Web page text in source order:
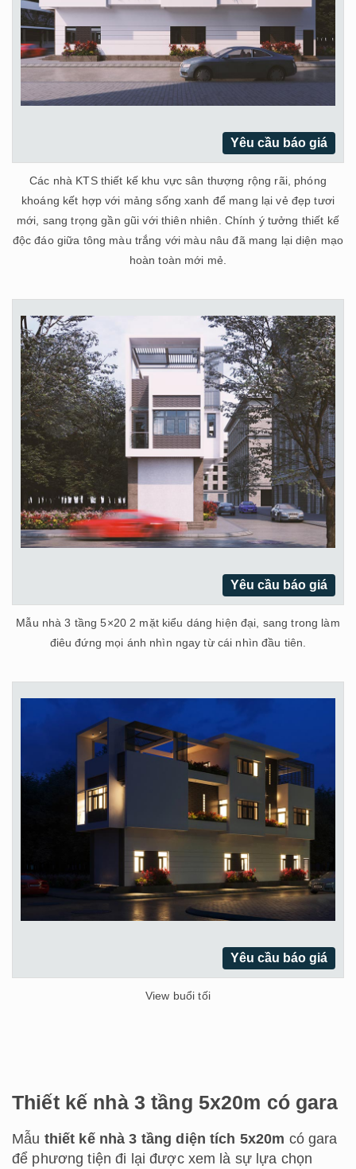
Yêu cầu báo giá
Các nhà KTS thiết kế khu vực sân thượng rộng rãi, phóng
khoáng kết hợp với mảng sống xanh để mang lại vẻ đẹp tươi
mới, sang trọng gần gũi với thiên nhiên. Chính ý tưởng thiết kế
độc đáo giữa tông màu trắng với màu nâu đã mang lại diện mạo
hoàn toàn mới mẻ.
Yêu cầu báo giá
Mẫu nhà 3 tầng 5×20 2 mặt kiểu dáng hiện đại, sang trong làm
điêu đứng mọi ánh nhìn ngay từ cái nhìn đầu tiên.
Yêu cầu báo giá
View buổi tối
Thiết kế nhà 3 tầng 5x20m có gara
Mẫu thiết kế nhà 3 tầng diện tích 5x20m có gara
để phương tiện đi lại được xem là sự lựa chọn